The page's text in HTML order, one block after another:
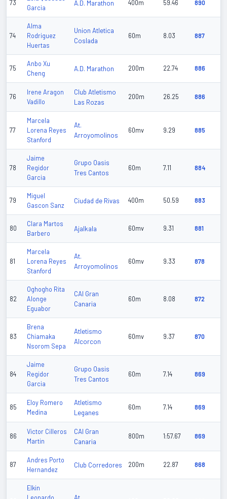
73
Garcia
A.D. Marathon 400m 59.46 890
74
Alma
Rodriguez
Huertas
Union Atletica
Coslada
60m 8.03 887
75
Anbo Xu
Cheng
A.D. Marathon 200m 22.74 886
76
Irene Aragon
Vadillo
Club Atletismo
Las Rozas
200m 26.25 886
77
Marcela
Lorena Reyes
Stanford
At.
Arroyomolinos
60mv 9.29 885
78
Jaime
Regidor
Garcia
Grupo Oasis
Tres Cantos
60m 7.11 884
79
Miguel
Gascon Sanz
Ciudad de Rivas 400m 50.59 883
80
Clara Martos
Barbero
Ajalkala 60mv 9.31 881
81
Marcela
Lorena Reyes
Stanford
At.
Arroyomolinos
60mv 9.33 878
82
Oghogho Rita
Alonge
Eguabor
CAI Gran
Canaria
60m 8.08 872
83
Brena
Chiamaka
Nsorom Sepa
Atletismo
Alcorcon
60mv 9.37 870
84
Jaime
Regidor
Garcia
Grupo Oasis
Tres Cantos
60m 7.14 869
85
Eloy Romero
Medina
Atletismo
Leganes
60m 7.14 869
86
Victor Cilleros
Martin
CAI Gran
Canaria
800m 1:57.67 869
87
Andres Porto
Hernandez
Club Corredores 200m 22.87 868
Elkin